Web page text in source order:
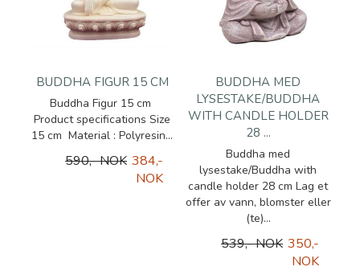
BUDDHA FIGUR 15 CM
Buddha Figur 15 cm
Product specifications Size
15 cm Material : Polyresin...
590,- NOK 384,-
NOK
BUDDHA MED
LYSESTAKE/BUDDHA
WITH CANDLE HOLDER
28 ...
Buddha med
lysestake/Buddha with
candle holder 28 cm Lag et
offer av vann, blomster eller
(te)...
539,- NOK 350,-
NOK